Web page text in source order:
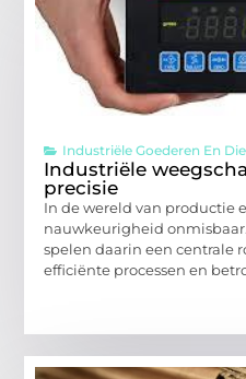
Industriële Goederen En
Industriële
precisie
In de wereld van productie
nauwkeurigheid
spelen daarin een centrale
efficiënte processen en